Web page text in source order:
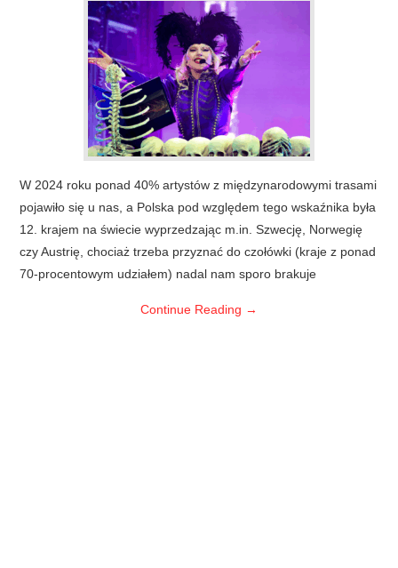
W 2024 roku ponad 40% artystów z międzynarodowymi trasami
pojawiło się u nas, a Polska pod względem tego wskaźnika była
12. krajem na świecie wyprzedzając m.in. Szwecję, Norwegię
czy Austrię, chociaż trzeba przyznać do czołówki (kraje z ponad
70-procentowym udziałem) nadal nam sporo brakuje
Continue Reading →